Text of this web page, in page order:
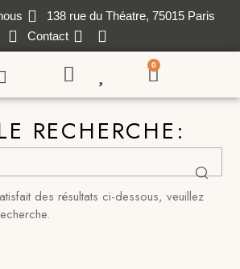
138 rue du Théatre, 75015 Paris
Contact
0
RECHERCHE:
des résultats ci-dessous, veuillez